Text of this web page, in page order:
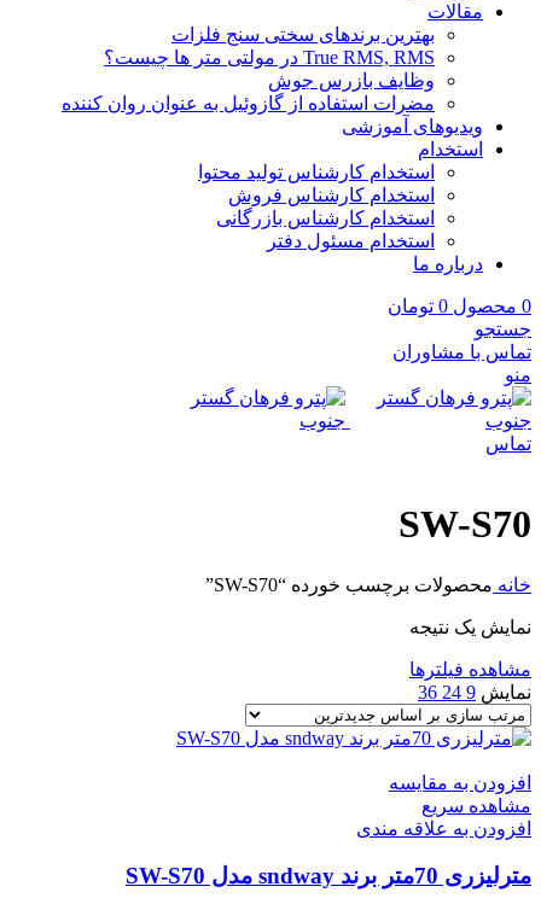
مقالات
بهترین برندهای سختی سنج فلزات
True RMS, RMS در مولتی متر ها چیست؟
وظایف بازرس جوش
مضرات استفاده از گازوئیل به عنوان روان کننده
ویدیوهای آموزشی
استخدام
استخدام کارشناس تولید محتوا
استخدام کارشناس فروش
استخدام کارشناس بازرگانی
استخدام مسئول دفتر
درباره ما
0 محصول 0 تومان
جستجو
تماس با مشاوران
منو
تماس
SW-S70
خانه محصولات برچسب خورده “SW-S70”
نمایش یک نتیجه
مشاهده فیلترها
نمایش 9
24
36
افزودن به مقایسه
مشاهده سریع
افزودن به علاقه مندی
مترلیزری 70متر برند sndway مدل SW-S70